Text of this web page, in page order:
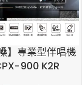
】專業型伴唱機
900 K2R